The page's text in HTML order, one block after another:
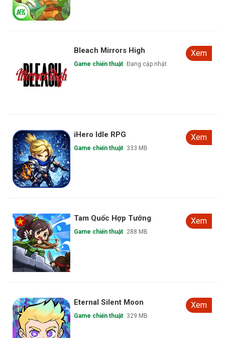
Bleach Mirrors High
Game chiến thuật Đang cập nhật
Xem
iHero Idle RPG
Game chiến thuật 333 MB
Xem
Tam Quốc Hợp Tướng
Game chiến thuật 288 MB
Xem
Eternal Silent Moon
Game chiến thuật 329 MB
Xem